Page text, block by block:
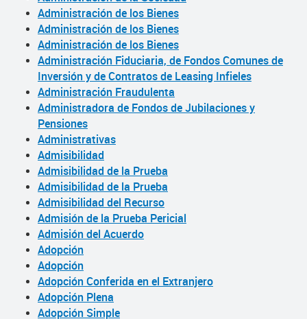
Administración de los Bienes
Administración de los Bienes
Administración de los Bienes
Administración Fiduciaria, de Fondos Comunes de
Inversión y de Contratos de Leasing Infieles
Administración Fraudulenta
Administradora de Fondos de Jubilaciones y
Pensiones
Administrativas
Admisibilidad
Admisibilidad de la Prueba
Admisibilidad de la Prueba
Admisibilidad del Recurso
Admisión de la Prueba Pericial
Admisión del Acuerdo
Adopción
Adopción
Adopción Conferida en el Extranjero
Adopción Plena
Adopción Simple